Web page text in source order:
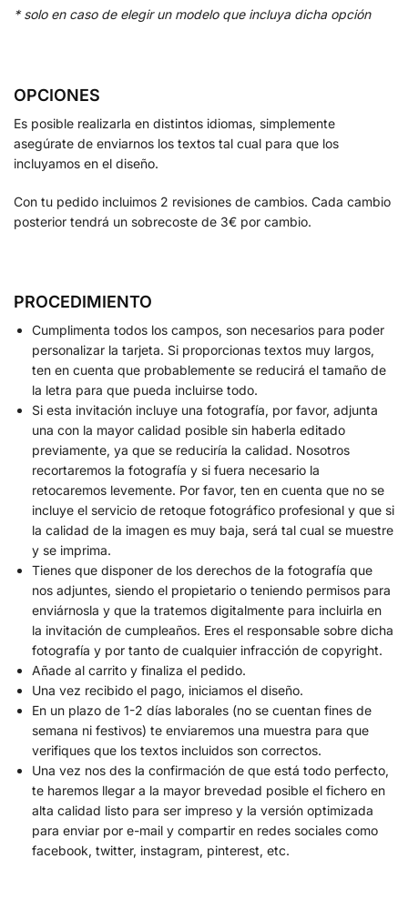
* solo en caso de elegir un modelo que incluya dicha opción
OPCIONES
Es posible realizarla en distintos idiomas, simplemente
asegúrate de enviarnos los textos tal cual para que los
incluyamos en el diseño.
Con tu pedido incluimos 2 revisiones de cambios. Cada cambio
posterior tendrá un sobrecoste de 3€ por cambio.
PROCEDIMIENTO
Cumplimenta todos los campos, son necesarios para poder
personalizar la tarjeta. Si proporcionas textos muy largos,
ten en cuenta que probablemente se reducirá el tamaño de
la letra para que pueda incluirse todo.
Si esta invitación incluye una fotografía, por favor, adjunta
una con la mayor calidad posible sin haberla editado
previamente, ya que se reduciría la calidad. Nosotros
recortaremos la fotografía y si fuera necesario la
retocaremos levemente. Por favor, ten en cuenta que no se
incluye el servicio de retoque fotográfico profesional y que si
la calidad de la imagen es muy baja, será tal cual se muestre
y se imprima.
Tienes que disponer de los derechos de la fotografía que
nos adjuntes, siendo el propietario o teniendo permisos para
enviárnosla y que la tratemos digitalmente para incluirla en
la invitación de cumpleaños. Eres el responsable sobre dicha
fotografía y por tanto de cualquier infracción de copyright.
Añade al carrito y finaliza el pedido.
Una vez recibido el pago, iniciamos el diseño.
En un plazo de 1-2 días laborales (no se cuentan fines de
semana ni festivos) te enviaremos una muestra para que
verifiques que los textos incluidos son correctos.
Una vez nos des la confirmación de que está todo perfecto,
te haremos llegar a la mayor brevedad posible el fichero en
alta calidad listo para ser impreso y la versión optimizada
para enviar por e-mail y compartir en redes sociales como
facebook, twitter, instagram, pinterest, etc.